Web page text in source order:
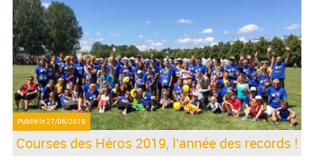
Publié le27/06/2019
Courses des Héros 2019, l'année des records !